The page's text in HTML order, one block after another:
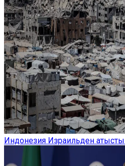
Индонезия Израильден атысты